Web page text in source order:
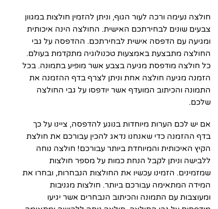
חולצה נעימה ורכה לעור הגוף, וניתן להזמין חולצות במגוון
צבעים שונים לבחירתכם האישית. החולצה הינה איכותית
ומגיעה עם הדפסה אישית לבחירתכם. ההדפסה על גבי
החולצה מתבצעת באמצעות טכנולוגיה מתקדמת בעולם.
כל חולצה מודפסת מגיעה בצבע אשר מופיע בתמונה. בכל
הזמנה מגיעה חולצה אחת וניתן לצרף בדף ההזמנה את
התמונה והכיתוב המועדף אשר יודפסו על גבי החולצה
שלכם.
אם יש לכם הערות מיוחדות בנוגע להדפסה, ציינו על כך
בדף ההזמנה כדי שאנחנו נדאג להכין עבורכם את חולצת
הקיץ האיכותית והמיוחדת ביותר עבורכם! חולצה נוחה
ללבישה וניתן לקבל הנחת כמות על מספר חולצות
שמזמינים. הזמינו עכשיו את החולצות הנבחרות, ובחרו את
המידה המתאימה עבורכם ביותר. חולצות מגניבות
ומעוצבות עם התמונה והכיתוב הנבחרים אשר יגיעו